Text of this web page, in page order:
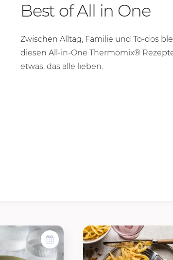
Best of All in One
Zwischen Alltag, Familie und To-dos
diesen All-in-One Thermomix®
etwas, das alle lieben.